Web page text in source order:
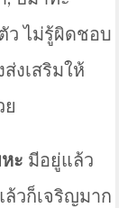
ว ไม่รู้ผิดชอบ
งเสริมให้
ย
ะ มีอยู่แล้ว
วก็เจริญมาก